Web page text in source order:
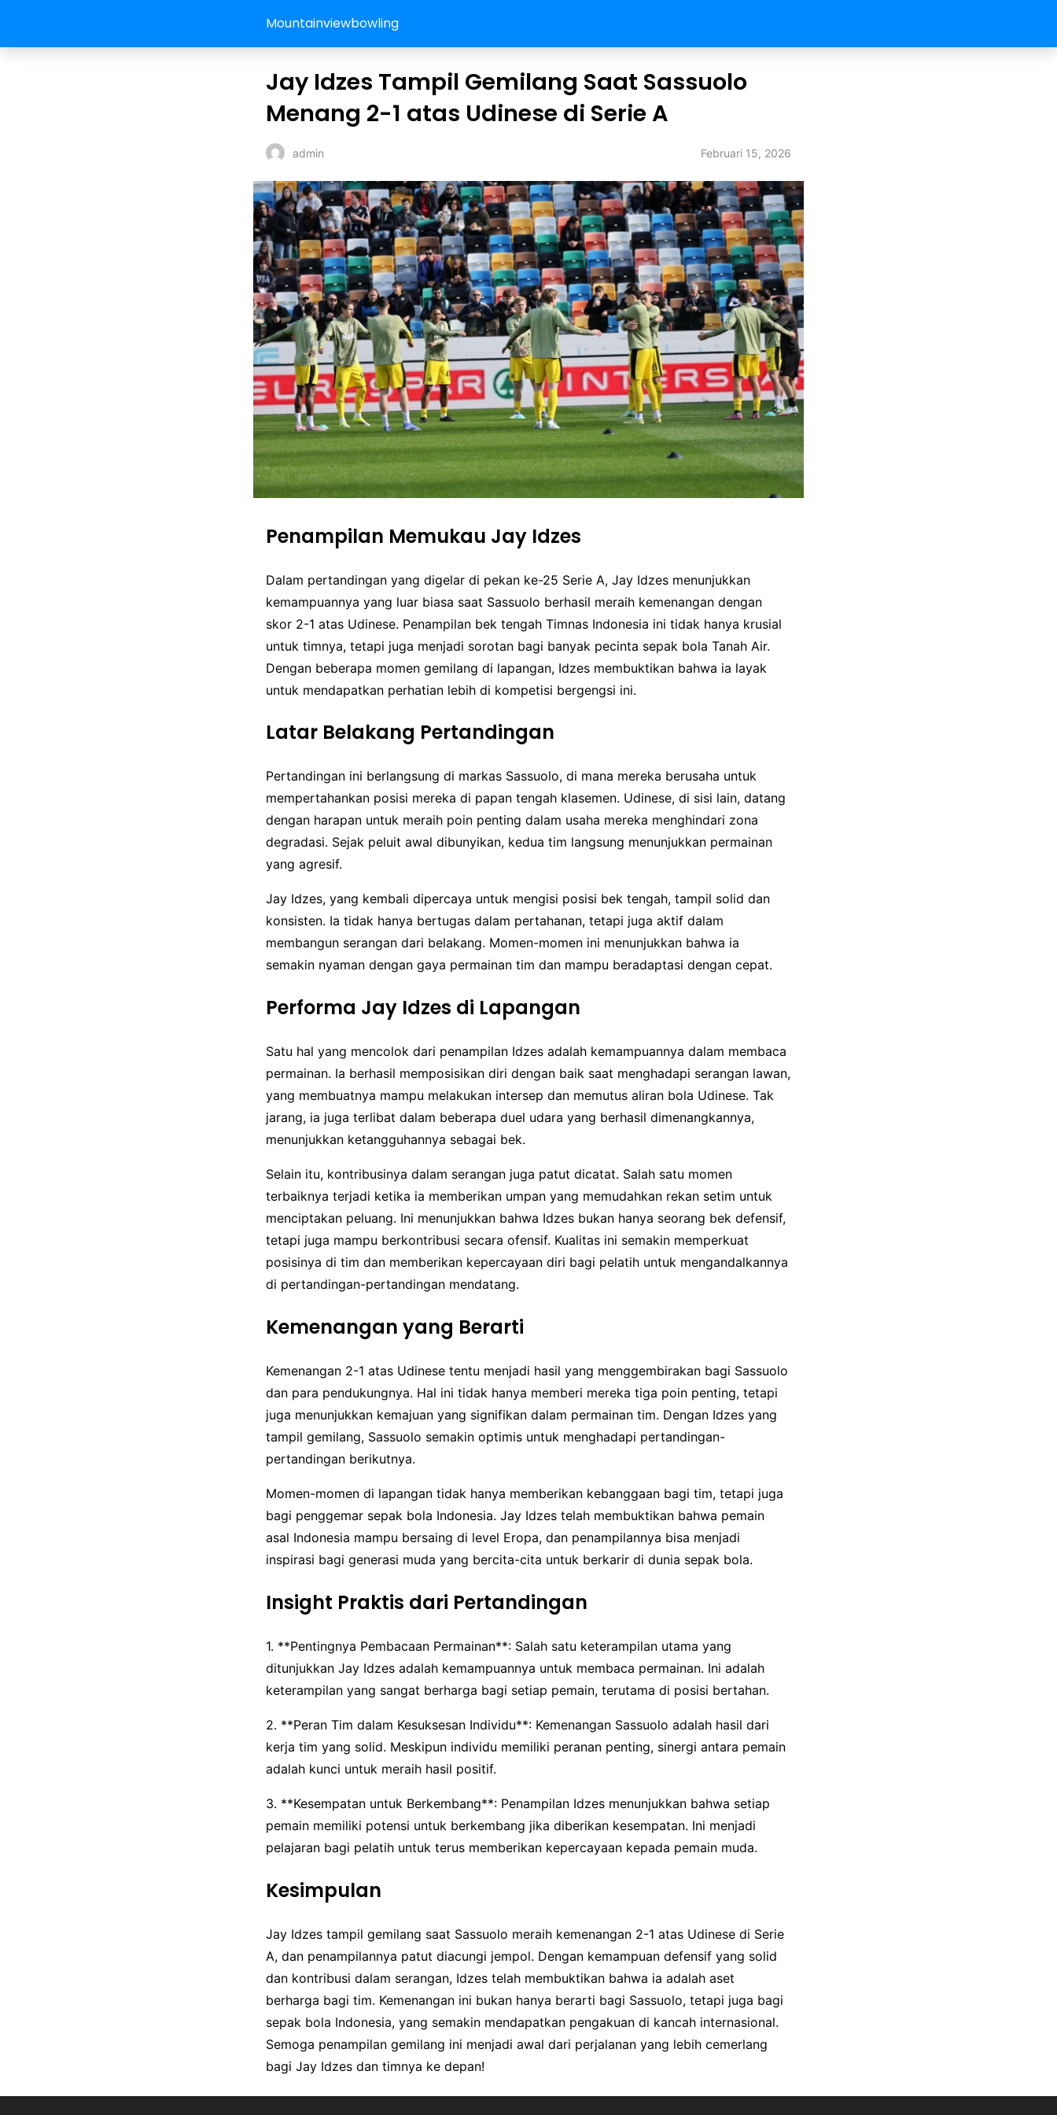
Mountainviewbowling
Jay Idzes Tampil Gemilang Saat Sassuolo
Menang 2-1 atas Udinese di Serie A
admin Februari 15, 2026
Penampilan Memukau Jay Idzes
Dalam pertandingan yang digelar di pekan ke-25 Serie A, Jay Idzes menunjukkan
kemampuannya yang luar biasa saat Sassuolo berhasil meraih kemenangan dengan
skor 2-1 atas Udinese. Penampilan bek tengah Timnas Indonesia ini tidak hanya krusial
untuk timnya, tetapi juga menjadi sorotan bagi banyak pecinta sepak bola Tanah Air.
Dengan beberapa momen gemilang di lapangan, Idzes membuktikan bahwa ia layak
untuk mendapatkan perhatian lebih di kompetisi bergengsi ini.
Latar Belakang Pertandingan
Pertandingan ini berlangsung di markas Sassuolo, di mana mereka berusaha untuk
mempertahankan posisi mereka di papan tengah klasemen. Udinese, di sisi lain, datang
dengan harapan untuk meraih poin penting dalam usaha mereka menghindari zona
degradasi. Sejak peluit awal dibunyikan, kedua tim langsung menunjukkan permainan
yang agresif.
Jay Idzes, yang kembali dipercaya untuk mengisi posisi bek tengah, tampil solid dan
konsisten. Ia tidak hanya bertugas dalam pertahanan, tetapi juga aktif dalam
membangun serangan dari belakang. Momen-momen ini menunjukkan bahwa ia
semakin nyaman dengan gaya permainan tim dan mampu beradaptasi dengan cepat.
Performa Jay Idzes di Lapangan
Satu hal yang mencolok dari penampilan Idzes adalah kemampuannya dalam membaca
permainan. Ia berhasil memposisikan diri dengan baik saat menghadapi serangan lawan,
yang membuatnya mampu melakukan intersep dan memutus aliran bola Udinese. Tak
jarang, ia juga terlibat dalam beberapa duel udara yang berhasil dimenangkannya,
menunjukkan ketangguhannya sebagai bek.
Selain itu, kontribusinya dalam serangan juga patut dicatat. Salah satu momen
terbaiknya terjadi ketika ia memberikan umpan yang memudahkan rekan setim untuk
menciptakan peluang. Ini menunjukkan bahwa Idzes bukan hanya seorang bek defensif,
tetapi juga mampu berkontribusi secara ofensif. Kualitas ini semakin memperkuat
posisinya di tim dan memberikan kepercayaan diri bagi pelatih untuk mengandalkannya
di pertandingan-pertandingan mendatang.
Kemenangan yang Berarti
Kemenangan 2-1 atas Udinese tentu menjadi hasil yang menggembirakan bagi Sassuolo
dan para pendukungnya. Hal ini tidak hanya memberi mereka tiga poin penting, tetapi
juga menunjukkan kemajuan yang signifikan dalam permainan tim. Dengan Idzes yang
tampil gemilang, Sassuolo semakin optimis untuk menghadapi pertandingan-
pertandingan berikutnya.
Momen-momen di lapangan tidak hanya memberikan kebanggaan bagi tim, tetapi juga
bagi penggemar sepak bola Indonesia. Jay Idzes telah membuktikan bahwa pemain
asal Indonesia mampu bersaing di level Eropa, dan penampilannya bisa menjadi
inspirasi bagi generasi muda yang bercita-cita untuk berkarir di dunia sepak bola.
Insight Praktis dari Pertandingan
1. **Pentingnya Pembacaan Permainan**: Salah satu keterampilan utama yang
ditunjukkan Jay Idzes adalah kemampuannya untuk membaca permainan. Ini adalah
keterampilan yang sangat berharga bagi setiap pemain, terutama di posisi bertahan.
2. **Peran Tim dalam Kesuksesan Individu**: Kemenangan Sassuolo adalah hasil dari
kerja tim yang solid. Meskipun individu memiliki peranan penting, sinergi antara pemain
adalah kunci untuk meraih hasil positif.
3. **Kesempatan untuk Berkembang**: Penampilan Idzes menunjukkan bahwa setiap
pemain memiliki potensi untuk berkembang jika diberikan kesempatan. Ini menjadi
pelajaran bagi pelatih untuk terus memberikan kepercayaan kepada pemain muda.
Kesimpulan
Jay Idzes tampil gemilang saat Sassuolo meraih kemenangan 2-1 atas Udinese di Serie
A, dan penampilannya patut diacungi jempol. Dengan kemampuan defensif yang solid
dan kontribusi dalam serangan, Idzes telah membuktikan bahwa ia adalah aset
berharga bagi tim. Kemenangan ini bukan hanya berarti bagi Sassuolo, tetapi juga bagi
sepak bola Indonesia, yang semakin mendapatkan pengakuan di kancah internasional.
Semoga penampilan gemilang ini menjadi awal dari perjalanan yang lebih cemerlang
bagi Jay Idzes dan timnya ke depan!